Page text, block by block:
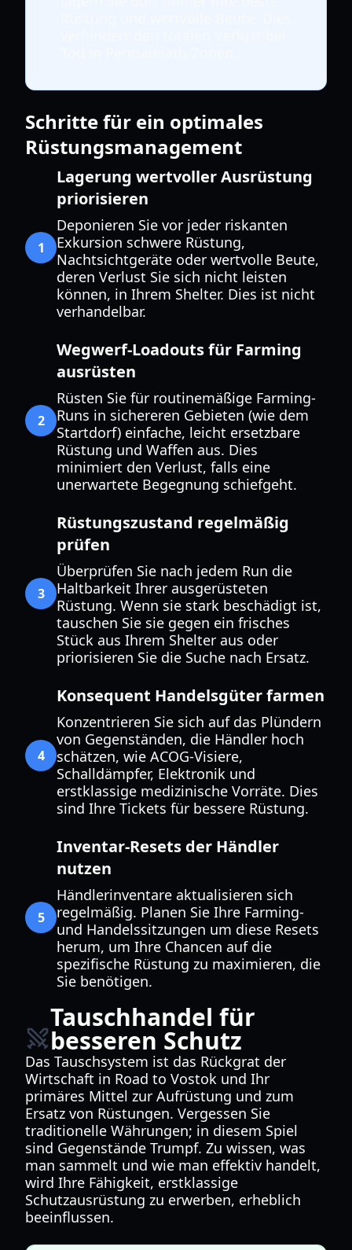
Schritte für ein optimales
Rüstungsmanagement
1
Lagerung wertvoller Ausrüstung
priorisieren
Deponieren Sie vor jeder riskanten
Exkursion schwere Rüstung,
Nachtsichtgeräte oder wertvolle Beute,
deren Verlust Sie sich nicht leisten
können, in Ihrem Shelter. Dies ist nicht
verhandelbar.
2
Wegwerf-Loadouts für Farming
ausrüsten
Rüsten Sie für routinemäßige Farming-
Runs in sichereren Gebieten (wie dem
Startdorf) einfache, leicht ersetzbare
Rüstung und Waffen aus. Dies
minimiert den Verlust, falls eine
unerwartete Begegnung schiefgeht.
3
Rüstungszustand regelmäßig
prüfen
Überprüfen Sie nach jedem Run die
Haltbarkeit Ihrer ausgerüsteten
Rüstung. Wenn sie stark beschädigt ist,
tauschen Sie sie gegen ein frisches
Stück aus Ihrem Shelter aus oder
priorisieren Sie die Suche nach Ersatz.
4
Konsequent Handelsgüter farmen
Konzentrieren Sie sich auf das Plündern
von Gegenständen, die Händler hoch
schätzen, wie ACOG-Visiere,
Schalldämpfer, Elektronik und
erstklassige medizinische Vorräte. Dies
sind Ihre Tickets für bessere Rüstung.
5
Inventar-Resets der Händler
nutzen
Händlerinventare aktualisieren sich
regelmäßig. Planen Sie Ihre Farming-
und Handelssitzungen um diese Resets
herum, um Ihre Chancen auf die
spezifische Rüstung zu maximieren, die
Sie benötigen.
Tauschhandel für
besseren Schutz
Das Tauschsystem ist das Rückgrat der
Wirtschaft in Road to Vostok und Ihr
primäres Mittel zur Aufrüstung und zum
Ersatz von Rüstungen. Vergessen Sie
traditionelle Währungen; in diesem Spiel
sind Gegenstände Trumpf. Zu wissen, was
man sammelt und wie man effektiv handelt,
wird Ihre Fähigkeit, erstklassige
Schutzausrüstung zu erwerben, erheblich
beeinflussen.